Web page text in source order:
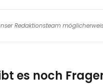
Redaktionsteam
es noch